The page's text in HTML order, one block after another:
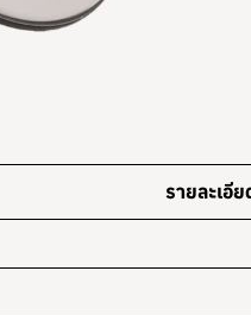
รายละเอีย